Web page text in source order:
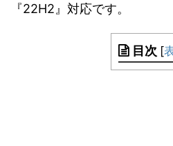
『22H2』対応です。
目次 [